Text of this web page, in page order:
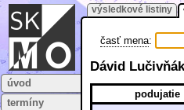
úvod
termíny
výsledkové listiny
časť mena:
Dávid Lučivňák
podujatie